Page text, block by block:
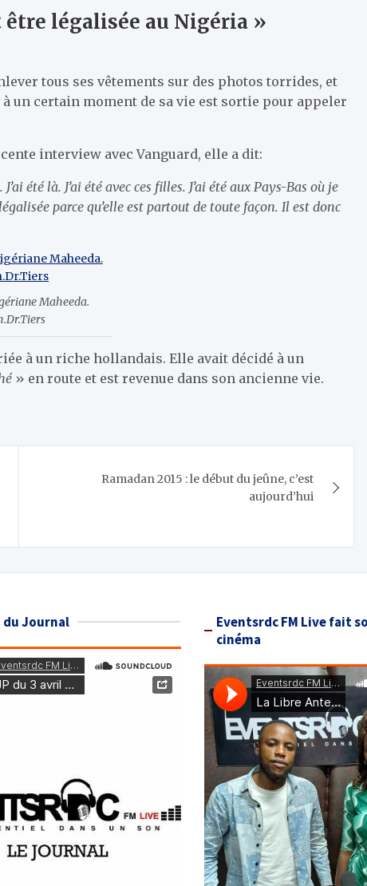
légalisée au Nigéria »
tous ses vêtements sur des photos torrides, et
un certain moment de sa vie est sortie pour appeler
interview avec Vanguard, elle a dit:
été là. J’ai été avec ces filles. J’ai été aux Pays-Bas où je
parce qu’elle est partout de toute façon. Il est donc
Maheeda.
à un riche hollandais. Elle avait décidé à un
» en route et est revenue dans son ancienne vie.
Ramadan 2015 : le début du jeûne, c’est
aujourd’hui
Journal
Eventsrdc FM Live fait
cinéma